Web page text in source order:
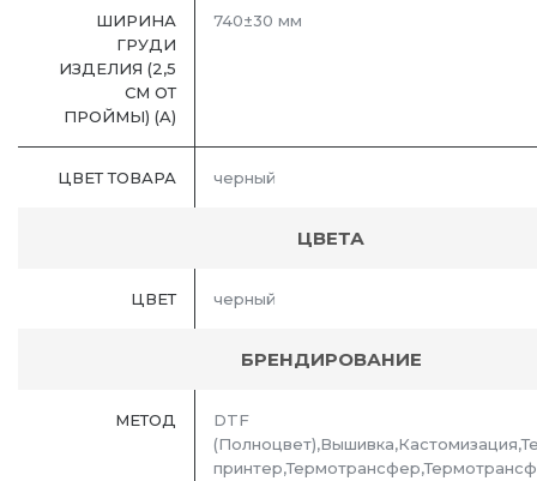
ШИРИНА
ГРУДИ
ИЗДЕЛИЯ (2,5
СМ ОТ
ПРОЙМЫ) (A)
740±30 мм
ЦВЕТ ТОВАРА черный
ЦВЕТА
ЦВЕТ черный
БРЕНДИРОВАНИЕ
МЕТОД
DTF